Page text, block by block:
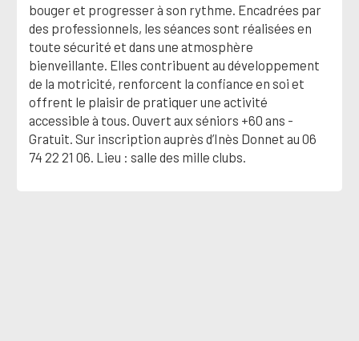
bouger et progresser à son rythme. Encadrées par
des professionnels, les séances sont réalisées en
toute sécurité et dans une atmosphère
bienveillante. Elles contribuent au développement
de la motricité, renforcent la confiance en soi et
offrent le plaisir de pratiquer une activité
accessible à tous. Ouvert aux séniors +60 ans -
Gratuit. Sur inscription auprès d’Inès Donnet au 06
74 22 21 06. Lieu : salle des mille clubs.